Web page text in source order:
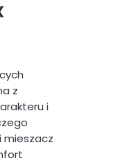
z
i
mieszacz